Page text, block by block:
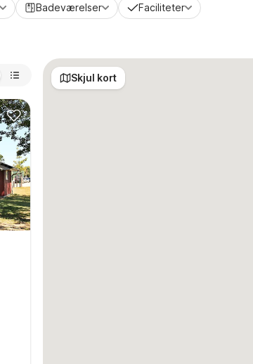
Badeværelser Faciliteter
Skjul kort